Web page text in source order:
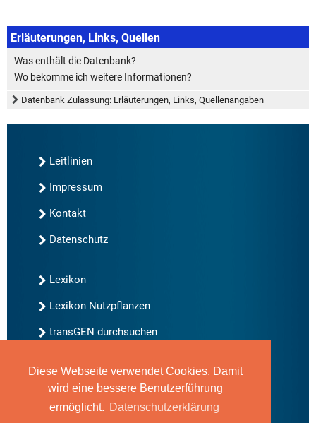
Diese Webseite verwendet Cookies. Damit
wird eine bessere Benutzerführung
ermöglicht. Datenschutzerklärung
Erläuterungen, Links, Quellen
Was enthält die Datenbank?
Wo bekomme ich weitere Informationen?
Datenbank Zulassung: Erläuterungen, Links, Quellenangaben
Leitlinien
Impressum
Kontakt
Datenschutz
Lexikon
Lexikon Nutzpflanzen
transGEN durchsuchen
Neu bei transGEN